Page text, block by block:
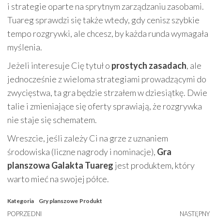
i strategie oparte na sprytnym zarządzaniu zasobami.
Tuareg sprawdzi się także wtedy, gdy cenisz szybkie
tempo rozgrywki, ale chcesz, by każda runda wymagała
myślenia.
Jeżeli interesuje Cię tytuł o prostych zasadach, ale
jednocześnie z wieloma strategiami prowadzącymi do
zwycięstwa, ta gra będzie strzałem w dziesiątkę. Dwie
talie i zmieniające się oferty sprawiają, że rozgrywka
nie staje się schematem.
Wreszcie, jeśli zależy Ci na grze z uznaniem
środowiska (liczne nagrody i nominacje), Gra
planszowa Galakta Tuareg jest produktem, który
warto mieć na swojej półce.
Kategoria Gry planszowe Produkt
Nawigacja
Poprzedni
POPRZEDNI NASTĘPNY